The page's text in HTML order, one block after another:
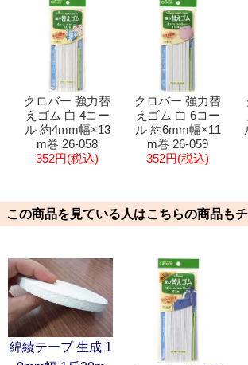
クロバー 強力替
えゴム 白 4コー
ル 約4mm幅×13
m巻 26-058
352円(税込)
クロバー 強力替
えゴム 白 6コー
ル 約6mm幅×11
m巻 26-059
352円(税込)
この商品を見ている人はこちらの商品も
綿綾テープ 生成 1